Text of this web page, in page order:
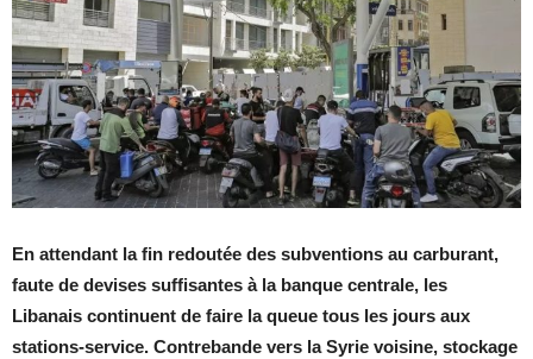
En attendant la fin redoutée des subventions au carburant,
faute de devises suffisantes à la banque centrale, les
Libanais continuent de faire la queue tous les jours aux
stations-service. Contrebande vers la Syrie voisine, stockage